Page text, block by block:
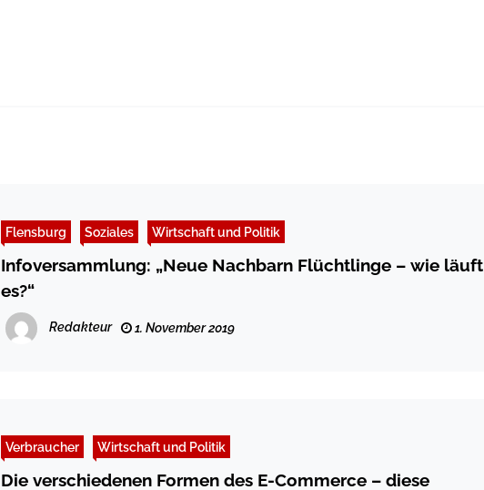
Flensburg Soziales Wirtschaft und Politik
Infoversammlung: „Neue Nachbarn Flüchtlinge – wie läuft
es?“
Redakteur 1. November 2019
Verbraucher Wirtschaft und Politik
Die verschiedenen Formen des E-Commerce – diese